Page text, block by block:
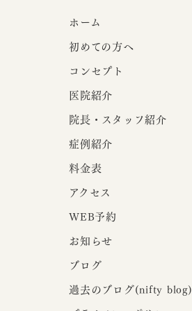
ホーム
初めての方へ
コンセプト
医院紹介
院長・スタッフ紹介
症例紹介
料金表
アクセス
WEB予約
お知らせ
ブログ
過去のブログ(nifty blog)